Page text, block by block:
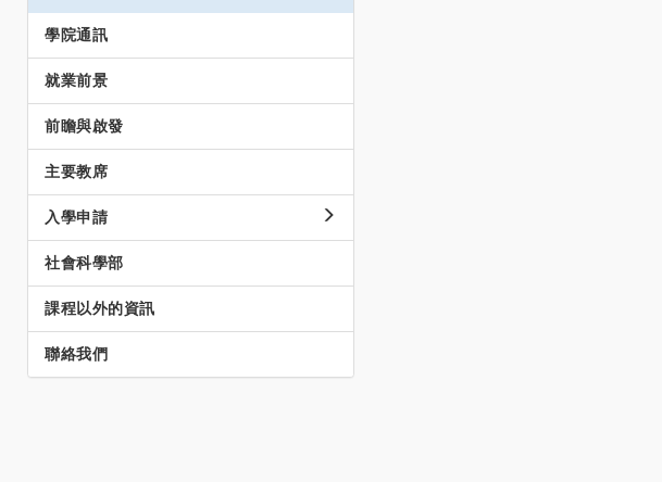
學院通訊
就業前景
前瞻與啟發
主要教席
入學申請
社會科學部
課程以外的資訊
聯絡我們